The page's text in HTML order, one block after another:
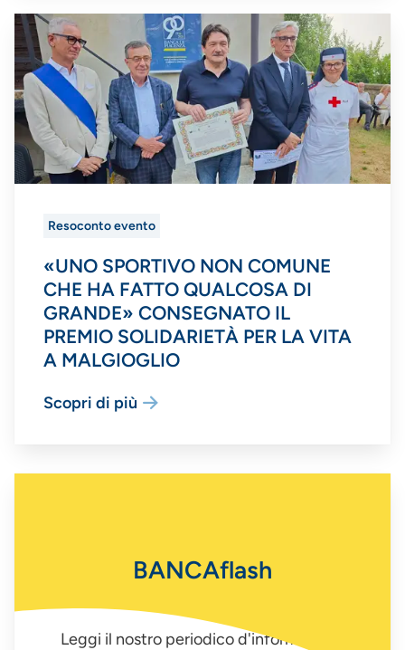
Resoconto evento
«UNO SPORTIVO NON COMUNE
CHE HA FATTO QUALCOSA DI
GRANDE» CONSEGNATO IL
PREMIO SOLIDARIETÀ PER LA VITA
A MALGIOGLIO
Scopri di più
BANCAflash
Leggi il nostro periodico d'informazione